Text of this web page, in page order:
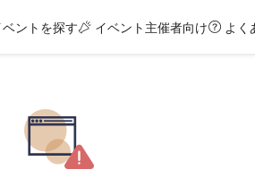
ベントを探す イベント主催者向け よく